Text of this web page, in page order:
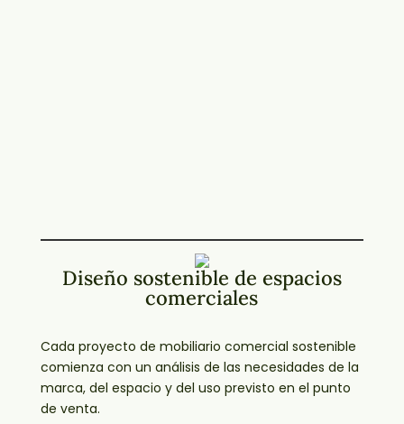
Diseño sostenible de espacios
comerciales
Cada proyecto de mobiliario comercial sostenible
comienza con un análisis de las necesidades de la
marca, del espacio y del uso previsto en el punto
de venta.